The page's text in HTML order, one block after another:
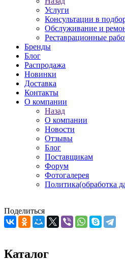
Услуги
Консультации в
Обслуживание и
Реставрационные
Бренды
Блог
Распродажа
Новинки
Доставка
Контакты
О компании
Назад
О компании
Новости
Отзывы
Блог
Поставщикам
Форум
Фотогалерея
Политика(обработка
Поделиться
Каталог